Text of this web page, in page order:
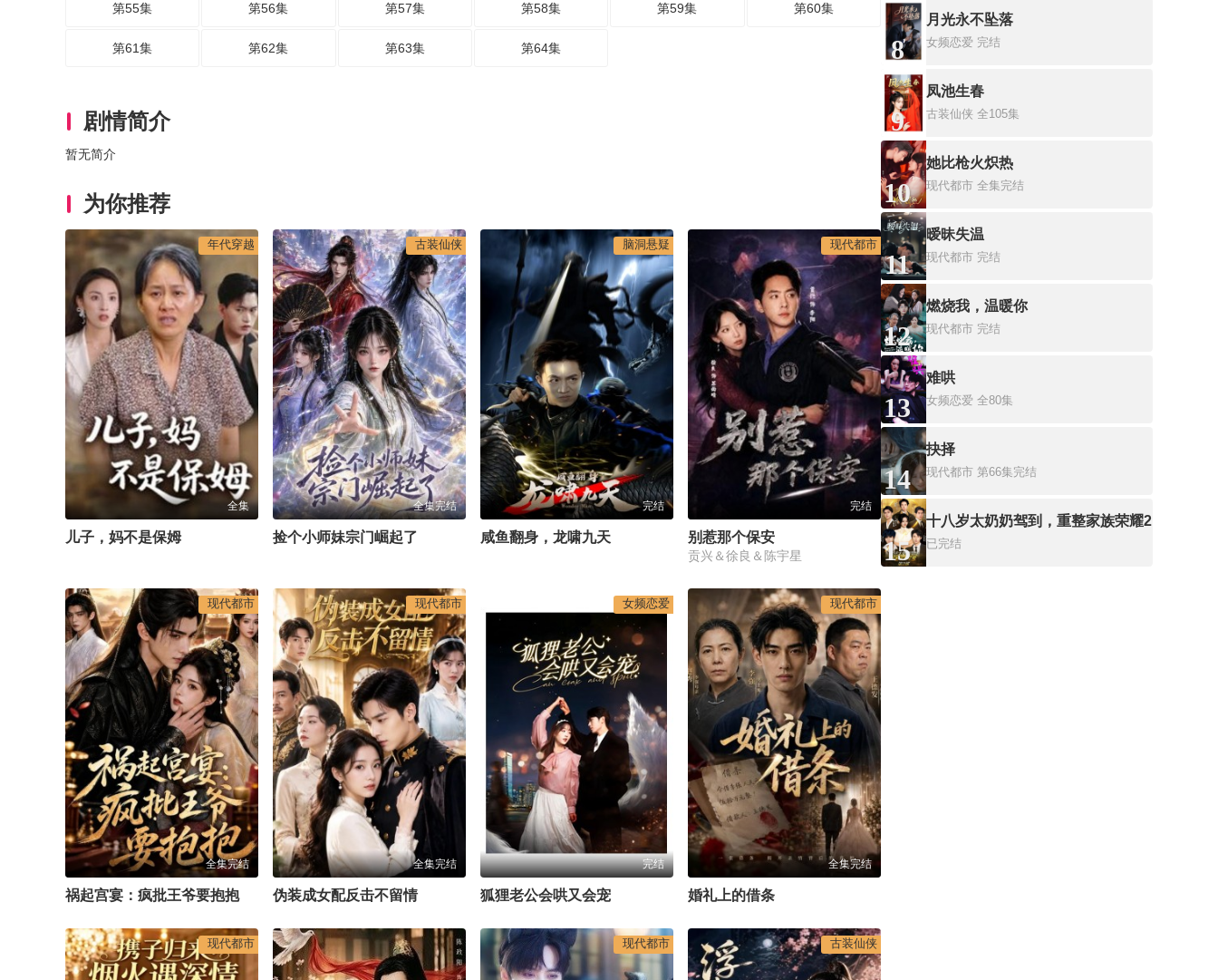
第55集 第56集 第57集 第58集 第59集 第60集
第61集 第62集 第63集 第64集
剧情简介
暂无简介
为你推荐
年代穿越
全集
儿子，妈不是保姆
古装仙侠
全集完结
捡个小师妹宗门崛起了
脑洞悬疑
完结
咸鱼翻身，龙啸九天
现代都市
完结
别惹那个保安
贡兴＆徐良＆陈宇星
现代都市
全集完结
祸起宫宴：疯批王爷要抱抱
现代都市
全集完结
伪装成女配反击不留情
女频恋爱
完结
狐狸老公会哄又会宠
现代都市
全集完结
婚礼上的借条
现代都市 现代都市 古装仙侠
8
月光永不坠落
女频恋爱 完结
9
凤池生春
古装仙侠 全105集
10
她比枪火炽热
现代都市 全集完结
11
暧昧失温
现代都市 完结
12
燃烧我，温暖你
现代都市 完结
13
难哄
女频恋爱 全80集
14
抉择
现代都市 第66集完结
15
十八岁太奶奶驾到，重整家族荣耀2
已完结